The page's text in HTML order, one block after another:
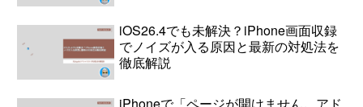
iOS26.4でも未解決？iPhone画面収録
でノイズが入る原因と最新の対処法を
徹底解説